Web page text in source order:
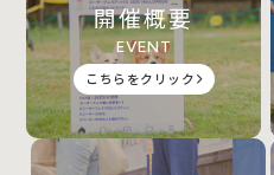
開催概要
EVENT
こちらをクリック